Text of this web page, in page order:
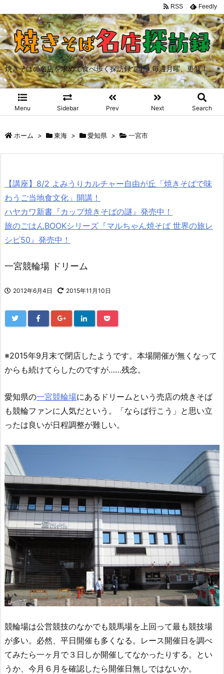
焼きそばの名店を求めて食べ歩く探訪録です。毎週月曜、更新！
Menu Sidebar Prev Next Search
RSS Feedly
ホーム > 東海 > 愛知県 > 一宮市
【講座】8/2 よみうりカルチャー自由が丘「焼きそばで味
わうご当地食文化」開講！
ハヤカワ新書『カップ焼きそばの謎』発売中！
旅のごはんBOOKシリーズ『マルちゃん焼そば 世界の旅レ
シピ50』発売中！
一宮競輪場 ドリーム
2012年6月4日 2015年11月10日
※2015年9月末で閉店したようです。本場開催が無くなって
からも続けてらしたのですが……残念。
愛知県の一宮競輪場にあるドリームという売店の焼きそば
も競輪ファンに人気だという。「ならば行こう」と思い立
ったは良いが日程調整が難しい。
競輪場は公営競技のなかでも競馬場を上回って最も競技場
が多い。必然、平日開催も多くなる。レース開催日を調べ
てみたら一ヶ月で３日しか開催してなかったりする。とい
うか、今月６月を確認したら開催日無しではないか。